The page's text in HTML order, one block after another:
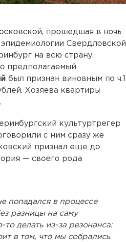
прошедшая в ночь
Свердловской
на всю страну.
предполагаемый
был признан виновным по ч.1
Хозяева квартиры
культуртрегер
с ним сразу же
признал еще до
— своего рода
попадался в процессе
разницы на саму
делать из-за резонанса:
в том, что мы собрались